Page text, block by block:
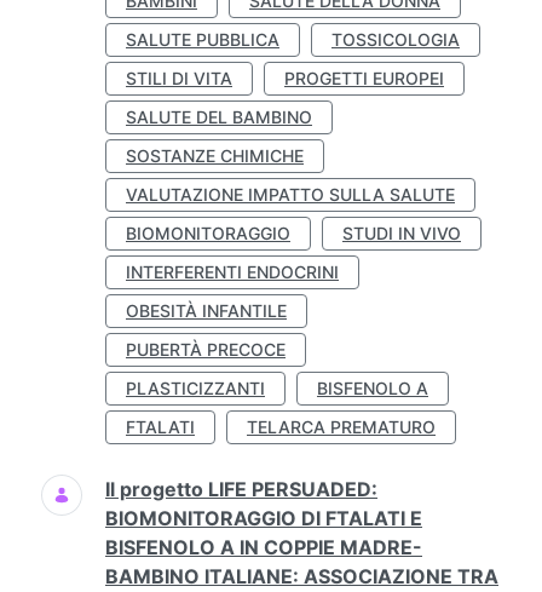
SALUTE PUBBLICA
TOSSICOLOGIA
STILI DI VITA
PROGETTI EUROPEI
SALUTE DEL BAMBINO
SOSTANZE CHIMICHE
VALUTAZIONE IMPATTO SULLA SALUTE
BIOMONITORAGGIO
STUDI IN VIVO
INTERFERENTI ENDOCRINI
OBESITÀ INFANTILE
PUBERTÀ PRECOCE
PLASTICIZZANTI
BISFENOLO A
FTALATI
TELARCA PREMATURO
Il progetto LIFE PERSUADED:
BIOMONITORAGGIO DI FTALATI E
BISFENOLO A IN COPPIE MADRE-
BAMBINO ITALIANE: ASSOCIAZIONE TRA